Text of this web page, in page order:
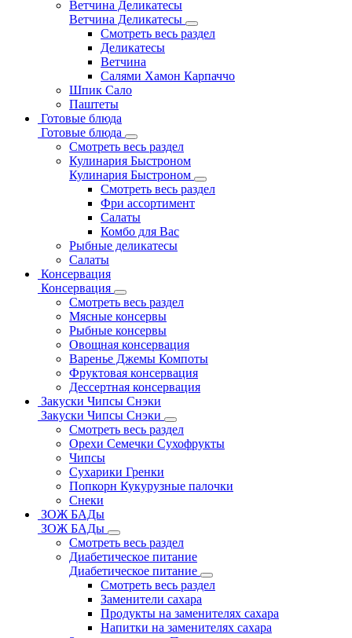
Ветчина Деликатесы
Ветчина Деликатесы
Смотреть весь раздел
Деликатесы
Ветчина
Салями Хамон Карпаччо
Шпик Сало
Паштеты
Готовые блюда
Готовые блюда
Смотреть весь раздел
Кулинария Быстроном
Кулинария Быстроном
Смотреть весь раздел
Фри ассортимент
Салаты
Комбо для Вас
Рыбные деликатесы
Салаты
Консервация
Консервация
Смотреть весь раздел
Мясные консервы
Рыбные консервы
Овощная консервация
Варенье Джемы Компоты
Фруктовая консервация
Дессертная консервация
Закуски Чипсы Снэки
Закуски Чипсы Снэки
Смотреть весь раздел
Орехи Семечки Сухофрукты
Чипсы
Сухарики Гренки
Попкорн Кукурузные палочки
Снеки
ЗОЖ БАДы
ЗОЖ БАДы
Смотреть весь раздел
Диабетическое питание
Диабетическое питание
Смотреть весь раздел
Заменители сахара
Продукты на заменителях сахара
Напитки на заменителях сахара